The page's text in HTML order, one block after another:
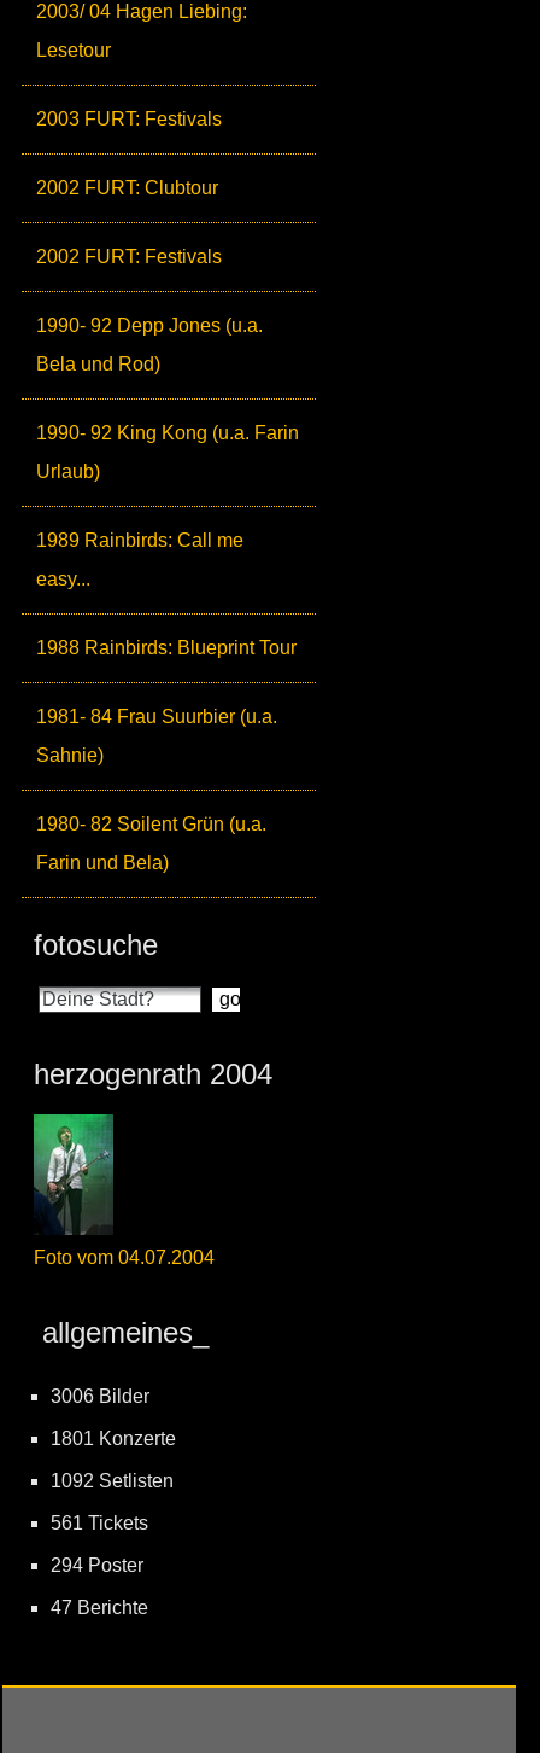
2003/ 04 Hagen Liebing:
Lesetour
2003 FURT: Festivals
2002 FURT: Clubtour
2002 FURT: Festivals
1990- 92 Depp Jones (u.a.
Bela und Rod)
1990- 92 King Kong (u.a. Farin
Urlaub)
1989 Rainbirds: Call me
easy...
1988 Rainbirds: Blueprint Tour
1981- 84 Frau Suurbier (u.a.
Sahnie)
1980- 82 Soilent Grün (u.a.
Farin und Bela)
fotosuche
herzogenrath 2004
Foto vom 04.07.2004
allgemeines_
3006 Bilder
1801 Konzerte
1092 Setlisten
561 Tickets
294 Poster
47 Berichte